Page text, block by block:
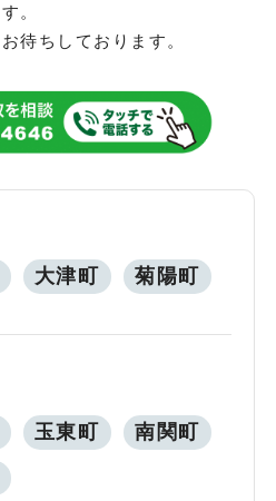
。
待ちしております。
大津町 菊陽町
玉東町 南関町